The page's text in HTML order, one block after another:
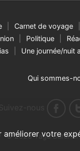
votre
Carnet de voyage
Politique
Une journée/nuit
Qui sommes-
© 2026 Yaga Burundi